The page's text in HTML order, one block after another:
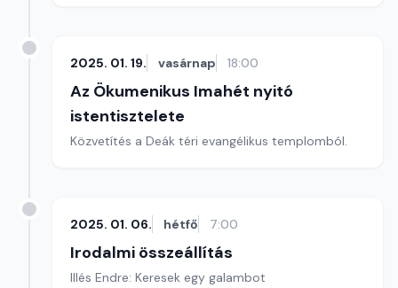
2025. 01. 19. vasárnap 18:00
Az Ökumenikus Imahét nyitó
istentisztelete
Közvetítés a Deák téri evangélikus templomból.
2025. 01. 06. hétfő 7:00
Irodalmi összeállítás
Illés Endre: Keresek egy galambot